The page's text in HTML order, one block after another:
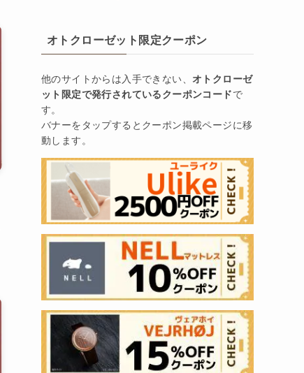
オトクローゼット限定クーポン
他のサイトからは入手できない、 オトクローゼ
ット限定で発行されているクーポンコードで
す。
バナーをタップするとクーポン掲載ページに移
動します。